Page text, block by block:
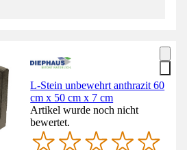
L-Stein unbewehrt anthrazit 60
cm x 50 cm x 7 cm
Artikel wurde noch nicht
bewertet.